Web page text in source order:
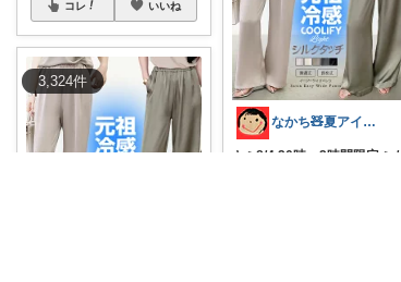
3,324件
コレ いいね
なかち🧸夏アイテム＆便利グッズ✨
\ 🔥8/4 20時〜2時間限定🔥 /